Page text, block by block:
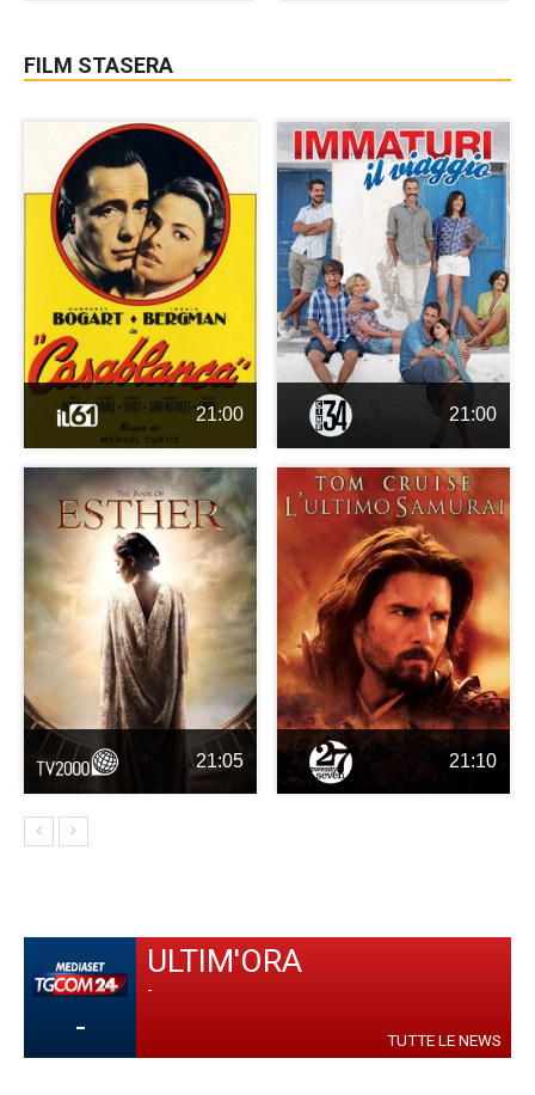
FILM STASERA
21:00 21:00
21:05 21:10
-
ULTIM'ORA
-
TUTTE LE NEWS